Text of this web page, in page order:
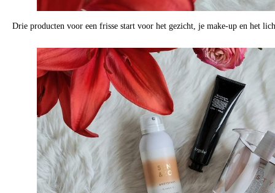
Drie producten voor een frisse start voor het gezicht, je make-up en het